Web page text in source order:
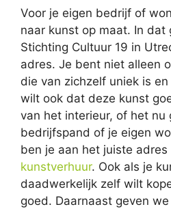
Voor je eigen bedrijf of
naar kunst op maat. In dat
Stichting Cultuur 19 in
adres. Je bent niet alleen
die van zichzelf uniek is
wilt ook dat deze kunst
van het interieur, of het nu
bedrijfspand of je eigen
ben je aan het juiste
kunstverhuur. Ook als je
daadwerkelijk zelf wilt
goed. Daarnaast geven